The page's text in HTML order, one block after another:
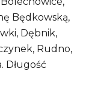
Będkowską,
Dębnik,
Rudno,
Długość